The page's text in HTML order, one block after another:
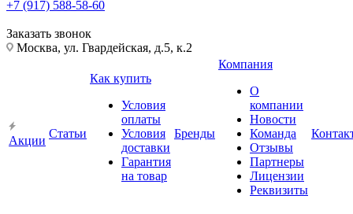
+7 (917) 588-58-60
Заказать звонок
Москва, ул. Гвардейская, д.5, к.2
Акции
Статьи
Как купить
Условия
оплаты
Условия
доставки
Гарантия
на товар
Бренды
Компания
О
компании
Новости
Команда
Отзывы
Партнеры
Лицензии
Реквизиты